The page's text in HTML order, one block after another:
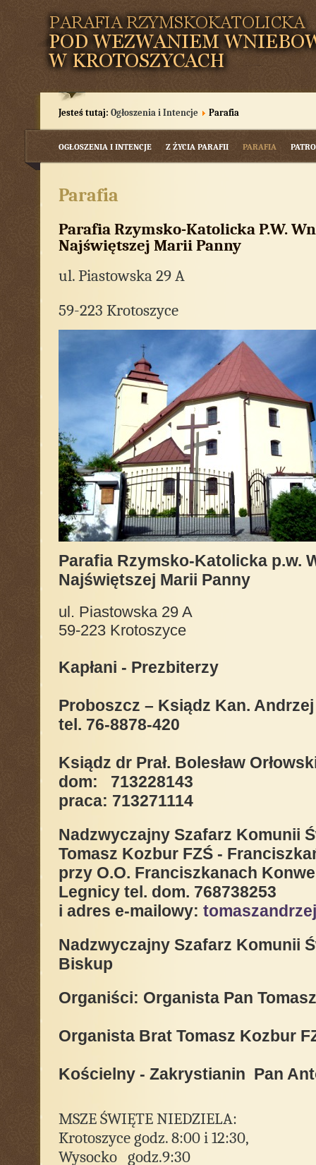
Jesteś tutaj: Ogłoszenia i Intencje Parafia
OGŁOSZENIA I INTENCJE Z ŻYCIA PARAFII PARAFIA
Parafia
Parafia Rzymsko-Katolicka P.w.
Najświętszej Marii Panny
ul. Piastowska 29 A
59-223 Krotoszyce
Parafia Rzymsko-Katolicka p.w.
Najświętszej Marii Panny
ul. Piastowska 29 A
59-223 Krotoszyce
Kapłani - Prezbiterzy
Proboszcz – Ksiądz Kan.
tel. 76-8878-420
Ksiądz dr Prał. Bolesław
dom: 713228143
praca: 713271114
Nadzwyczajny Szafarz Komunii
Tomasz Kozbur FZŚ -
przy O.O. Franciszkanach
Legnicy tel. dom. 768738253
i adres e-mailowy:
Nadzwyczajny Szafarz Komunii
Biskup
Organiści: Organista Pan
Organista Brat Tomasz Kozbur
Kościelny - Zakrystianin Pan
MSZE ŚWIĘTE NIEDZIELA:
Krotoszyce godz. 8:00 i 12:30,
Wysocko godz.9:30